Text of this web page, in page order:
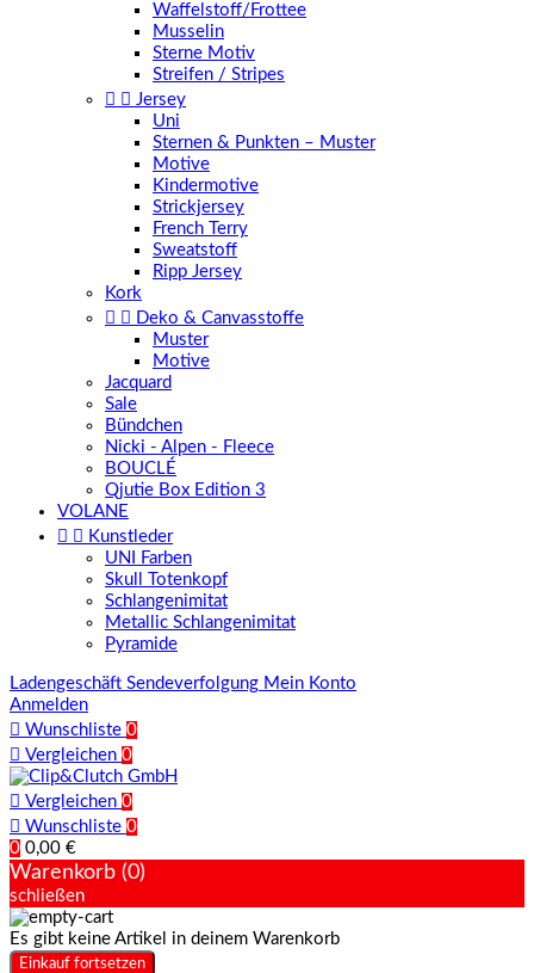
Waffelstoff/Frottee
Musselin
Sterne Motiv
Streifen / Stripes
  Jersey
Uni
Sternen & Punkten – Muster
Motive
Kindermotive
Strickjersey
French Terry
Sweatstoff
Ripp Jersey
Kork
  Deko & Canvasstoffe
Muster
Motive
Jacquard
Sale
Bündchen
Nicki - Alpen - Fleece
BOUCLÉ
Qjutie Box Edition 3
VOLANE
  Kunstleder
UNI Farben
Skull Totenkopf
Schlangenimitat
Metallic Schlangenimitat
Pyramide
Ladengeschäft Sendeverfolgung Mein Konto
Anmelden
 Wunschliste 0
 Vergleichen 0
 Vergleichen 0
 Wunschliste 0
0 0,00 €
Warenkorb (0)
schließen
Es gibt keine Artikel in deinem Warenkorb
Einkauf fortsetzen